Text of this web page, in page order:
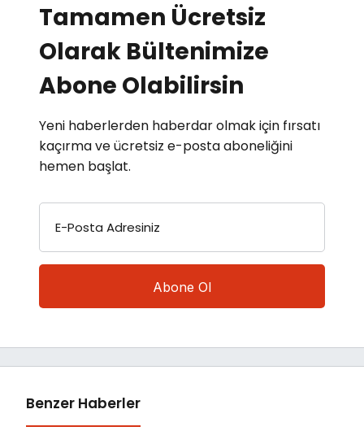
Tamamen Ücretsiz
Olarak Bültenimize
Abone Olabilirsin
Yeni haberlerden haberdar olmak için fırsatı
kaçırma ve ücretsiz e-posta aboneliğini
hemen başlat.
E-Posta Adresiniz
Benzer Haberler